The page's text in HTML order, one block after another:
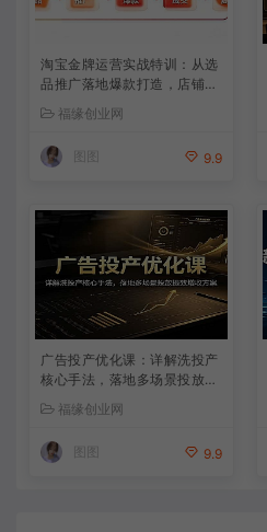
淘宝金牌运营实战特训：从选
品推广落地爆款打造，店铺运
营全链路拆解
福缘创业网
9.9
广告投产优化课：详解洗投产
核心手法，落地多场景投放提
福缘创业网
图图 9.9